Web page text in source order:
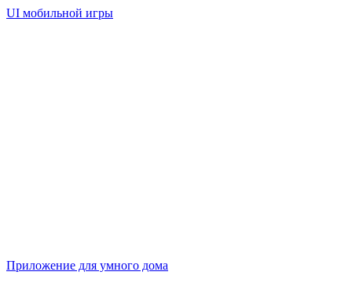
UI мобильной игры
Приложение для умного дома